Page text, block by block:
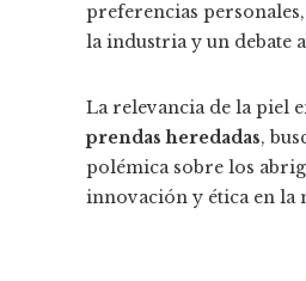
preferencias
la industria y un debate
La relevancia de la piel
prendas heredadas,
polémica sobre los
innovación y ética en la